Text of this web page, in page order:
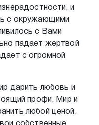
и
с окружающими
с Вами
падает жертвой
с огромной
дарить любовь и
профи. Мир и
любой ценой,